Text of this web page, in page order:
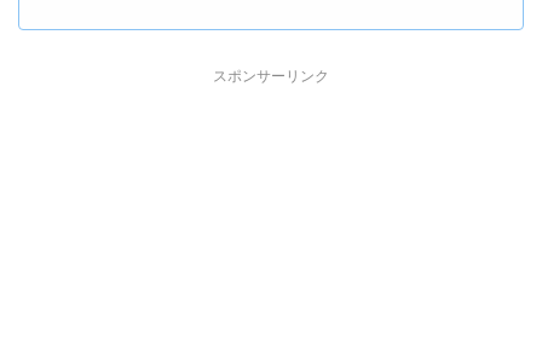
スポンサーリンク